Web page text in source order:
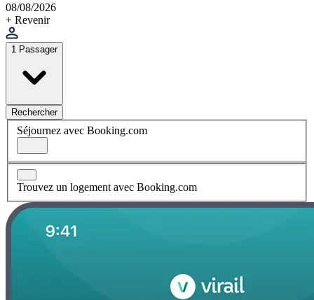
08/08/2026
+ Revenir
1 Passager
Rechercher
Séjournez avec Booking.com
Trouvez un logement avec Booking.com